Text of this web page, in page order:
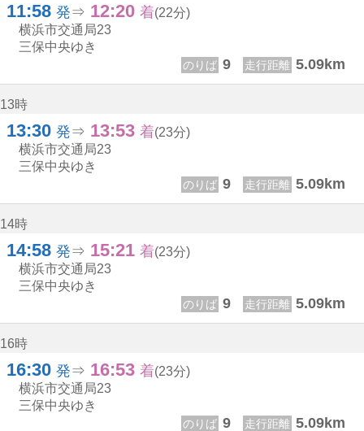
11:58 11じ 58ふん
発⇒ 12:20 12じ 20ふん
着(22分)
横浜市交通局23
三保中央ゆき
のりば 9 走行距離 5.09km
13時
13:30 13じ 30ふん
発⇒ 13:53 13じ 53ふん
着(23分)
横浜市交通局23
三保中央ゆき
のりば 9 走行距離 5.09km
14時
14:58 14じ 58ふん
発⇒ 15:21 15じ 21ふん
着(23分)
横浜市交通局23
三保中央ゆき
のりば 9 走行距離 5.09km
16時
16:30 16じ 30ふん
発⇒ 16:53 16じ 53ふん
着(23分)
横浜市交通局23
三保中央ゆき
のりば 9 走行距離 5.09km